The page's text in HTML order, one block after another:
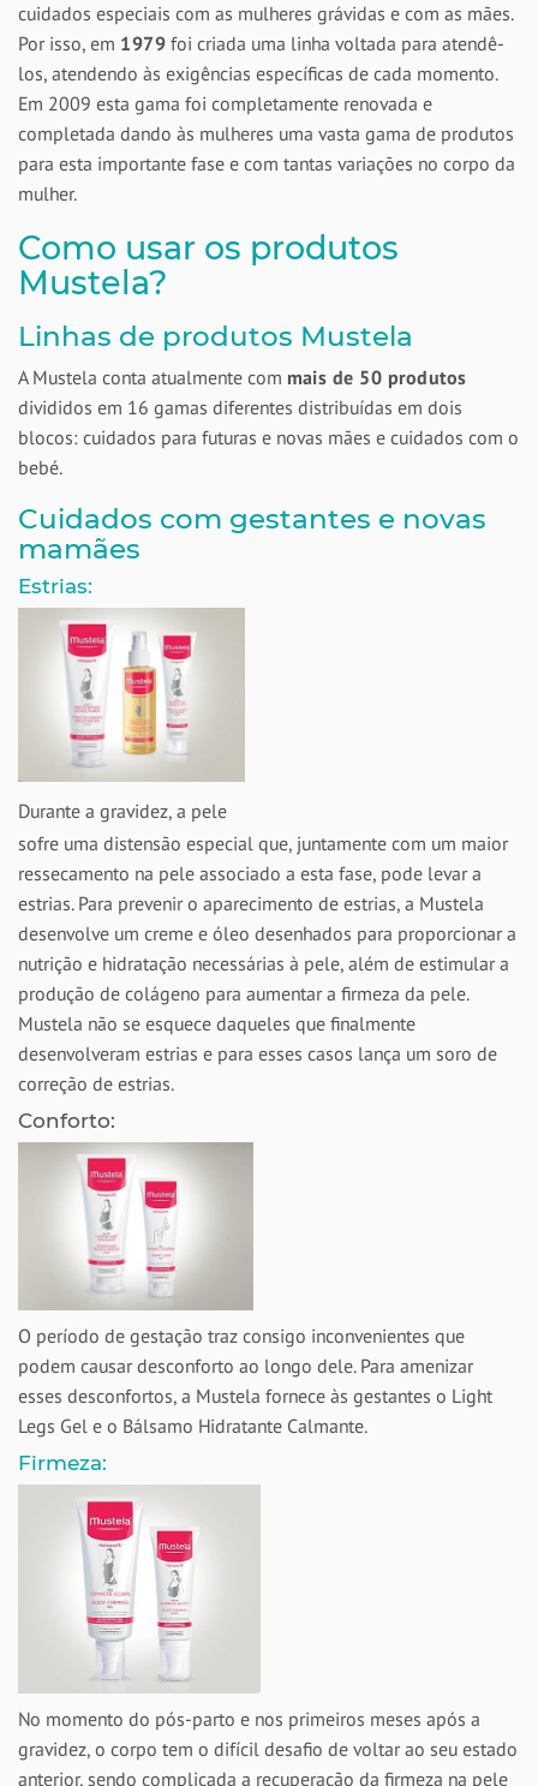
cuidados especiais com as mulheres grávidas e com as mães.
Por isso, em 1979 foi criada uma linha voltada para atendê-
los, atendendo às exigências específicas de cada momento.
Em 2009 esta gama foi completamente renovada e
completada dando às mulheres uma vasta gama de produtos
para esta importante fase e com tantas variações no corpo da
mulher.
Como usar os produtos
Mustela?
Linhas de produtos Mustela
A Mustela conta atualmente com mais de 50 produtos
divididos em 16 gamas diferentes distribuídas em dois
blocos: cuidados para futuras e novas mães e cuidados com o
bebé.
Cuidados com gestantes e novas
mamães
Estrias:
Durante a gravidez, a pele
sofre uma distensão especial que, juntamente com um maior
ressecamento na pele associado a esta fase, pode levar a
estrias. Para prevenir o aparecimento de estrias, a Mustela
desenvolve um creme e óleo desenhados para proporcionar a
nutrição e hidratação necessárias à pele, além de estimular a
produção de colágeno para aumentar a firmeza da pele.
Mustela não se esquece daqueles que finalmente
desenvolveram estrias e para esses casos lança um soro de
correção de estrias.
Conforto:
O período de gestação traz consigo inconvenientes que
podem causar desconforto ao longo dele. Para amenizar
esses desconfortos, a Mustela fornece às gestantes o Light
Legs Gel e o Bálsamo Hidratante Calmante.
Firmeza:
No momento do pós-parto e nos primeiros meses após a
gravidez, o corpo tem o difícil desafio de voltar ao seu estado
anterior, sendo complicada a recuperação da firmeza na pele